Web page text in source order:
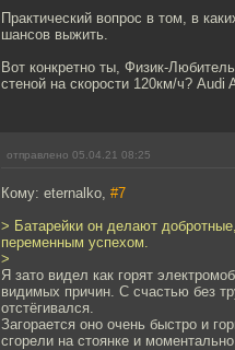
Практический вопрос в том, в
шансов выжить.
Вот конкретно ты, Физик-
стеной на скорости 120км/ч?
отправлено 05.04.21 08:25
Кому: eternalko, #7
> Батарейки он делают
переменным успехом.
>
Я зато видел как горят
видимых причин. С счастью без
отстёгивался.
Загорается оно очень быстро и
сгорели на стоянке и